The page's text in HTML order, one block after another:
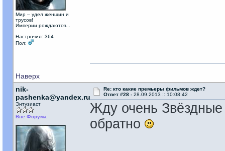
Мир – удел женщин и
трусов!
Империи рождаются...
Настрочил: 364
Пол:
Наверх
nik-
pashenka@yandex.ru
Энтузиаст
Вне Форума
Re: кто какие премьеры фильмов ждет?
Ответ #28 - 28.09.2013 :: 10:08:42
Жду очень
обратно